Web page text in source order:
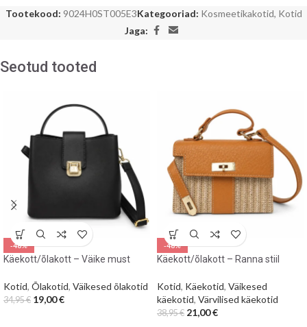
Tootekood: 9024H0ST005E3Kategooriad: Kosmeetikakotid, Kotid
Jaga:
Seotud tooted
-46%
Käekott/õlakott – Väike must
Kotid, Õlakotid, Väikesed õlakotid
34,95€ 19,00€
-46%
Käekott/õlakott – Ranna stiil
Kotid, Käekotid, Väikesed
käekotid, Värvilised käekotid
38,95€ 21,00€